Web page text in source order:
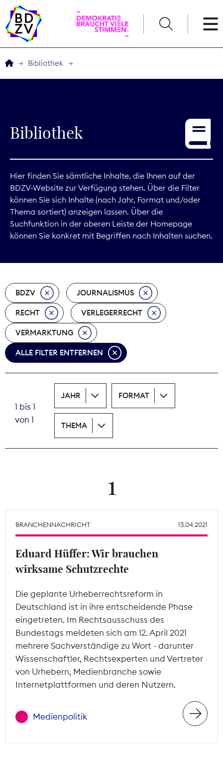
Service
Digitales
Kommunikation
Marktdaten
Nachhaltigkeit
Nachwuchs
Nova Award
Print
Wächterpreis
Mitgliederbereich
Bibliothek
Bibliothek
Hier finden Sie sämtliche Inhalte, die Ihnen auf der
BDZV-Website zur Verfügung stehen. Über die Filter
können Sie sich Inhalte (nach Jahr, Format und/oder
Thema sortiert) anzeigen lassen. Über die
Suchfunktion in der oberen Leiste der Homepage
können Sie konkret mit Begriffen nach Inhalten suchen.
BDZV JOURNALISMUS
RECHT VERLEGERRECHT
VERMARKTUNG
ALLE FILTER ENTFERNEN
1 bis 1
von 1
JAHR FORMAT
THEMA
1
BRANCHENNACHRICHT 13.04.2021
Eduard Hüffer: Wir brauchen
wirksame Schutzrechte
Die geplante Urheberrechtsreform in
Deutschland ist in ihre entscheidende Phase
eingetreten. Im Rechtsausschuss des
Bundestags meldeten sich am 12. April 2021
mehrere Sachverständige zu Wort - darunter
Wissenschaftler, Rechtsexperten und Vertreter
von Urhebern, Medienbranche sowie
Internetplattformen und deren Nutzern.
Medienpolitik